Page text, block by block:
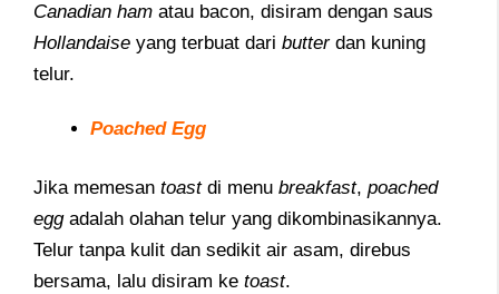
Canadian ham atau bacon, disiram dengan saus
Hollandaise yang terbuat dari butterdan kuning
telur.
Poached Egg
Jika memesan toastdi menu breakfast, poached
eggadalah olahan telur yang dikombinasikannya.
Telur tanpa kulit dan sedikit air asam, direbus
bersama, lalu disiram ke toast.